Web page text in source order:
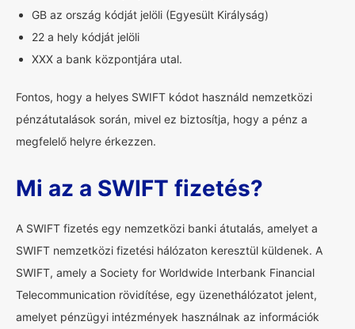
GB az ország kódját jelöli (Egyesült Királyság)
22 a hely kódját jelöli
XXX a bank központjára utal.
Fontos, hogy a helyes SWIFT kódot használd nemzetközi
pénzátutalások során, mivel ez biztosítja, hogy a pénz a
megfelelő helyre érkezzen.
Mi az a SWIFT fizetés?
A SWIFT fizetés egy nemzetközi banki átutalás, amelyet a
SWIFT nemzetközi fizetési hálózaton keresztül küldenek. A
SWIFT, amely a Society for Worldwide Interbank Financial
Telecommunication rövidítése, egy üzenethálózatot jelent,
amelyet pénzügyi intézmények használnak az információk